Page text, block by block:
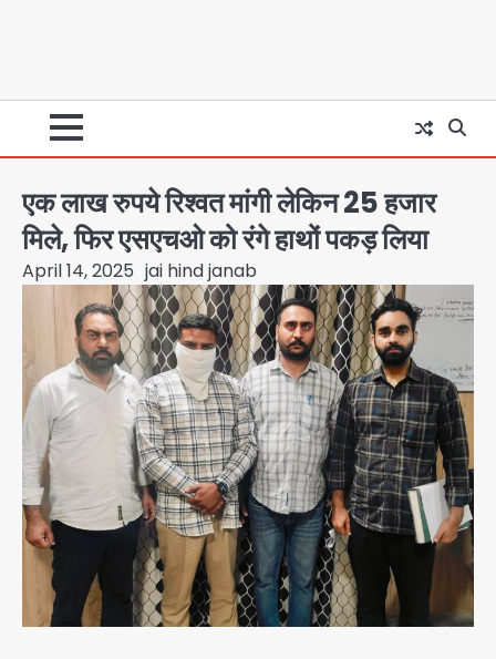
एक लाख रुपये रिश्वत मांगी लेकिन 25 हजार
मिले, फिर एसएचओ को रंगे हाथों पकड़ लिया
April 14, 2025 jai hind janab